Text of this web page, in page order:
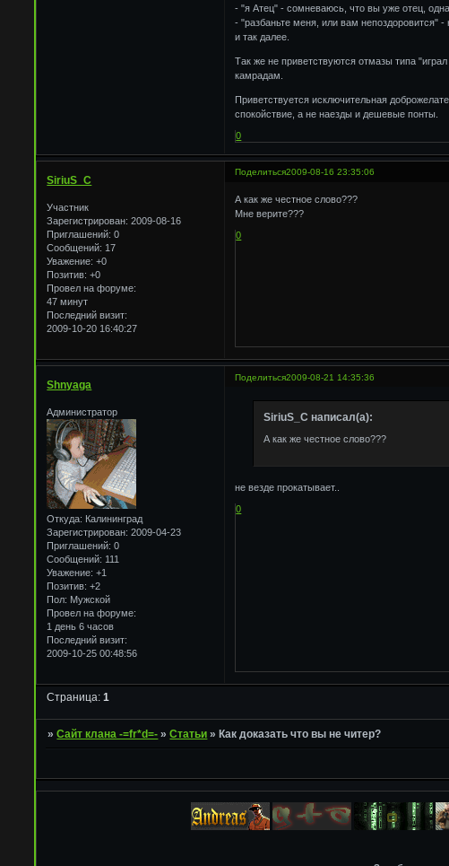
- "я Атец" - сомневаюсь, что вы уже отец,
- "разбаньте меня, или вам
и так далее.
Так же не приветствуются отмазы типа
камрадам.
Приветствуется исключительная
спокойствие, а не наезды и дешевые понты.
0
Поделиться2009-08-16 23:35:06
SiriuS_C
Участник
Зарегистрирован: 2009-08-16
Приглашений: 0
Сообщений: 17
Уважение: +0
Позитив: +0
Провел на форуме:
47 минут
Последний визит:
2009-10-20 16:40:27
А как же честное слово???
Мне верите???
0
Поделиться2009-08-21 14:35:36
Shnyaga
Администратор
Откуда: Калининград
Зарегистрирован: 2009-04-23
Приглашений: 0
Сообщений: 111
Уважение: +1
Позитив: +2
Пол: Мужской
Провел на форуме:
1 день 6 часов
Последний визит:
2009-10-25 00:48:56
SiriuS_C написал(а):
А как же честное слово???
не везде прокатывает..
0
Страница:1
»Сайт клана -=fr*d=- »Статьи » Как доказать что вы не читер?